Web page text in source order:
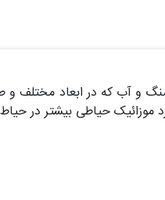
و آب که در ابعاد مختلف
موزائیک حیاطی بیشتر در